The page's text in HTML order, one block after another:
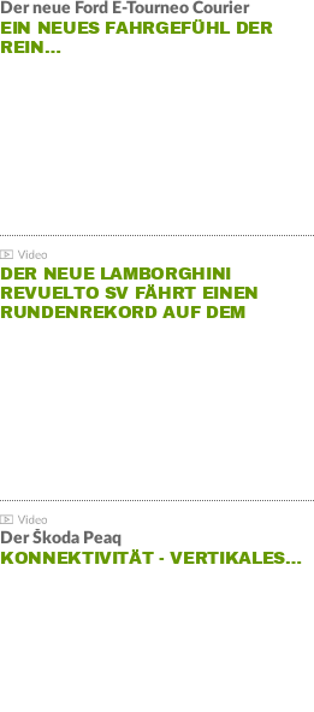
Der neue Ford E-Tourneo Courier
EIN NEUES FAHRGEFÜHL DER
REIN…
DER NEUE LAMBORGHINI
REVUELTO SV FÄHRT EINEN
RUNDENREKORD AUF DEM
Der Škoda Peaq
KONNEKTIVITÄT - VERTIKALES…